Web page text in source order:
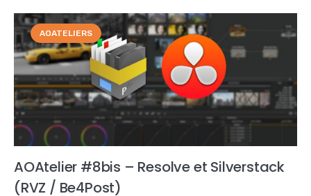
AOATELIERS
AOAtelier #8bis – Resolve et Silverstack
(RVZ / Be4Post)